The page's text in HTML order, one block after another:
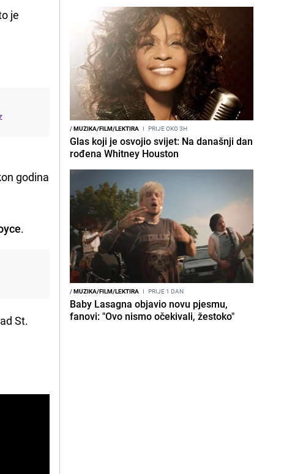
je
godina
.
St.
/MUZIKA/FILM/LEKTIRA I PRIJE OKO 3H
Glas koji je osvojio svijet: Na današnji dan
rođena Whitney Houston
/MUZIKA/FILM/LEKTIRA I PRIJE 1 DAN
Baby Lasagna objavio novu pjesmu,
fanovi: "Ovo nismo očekivali, žestoko"